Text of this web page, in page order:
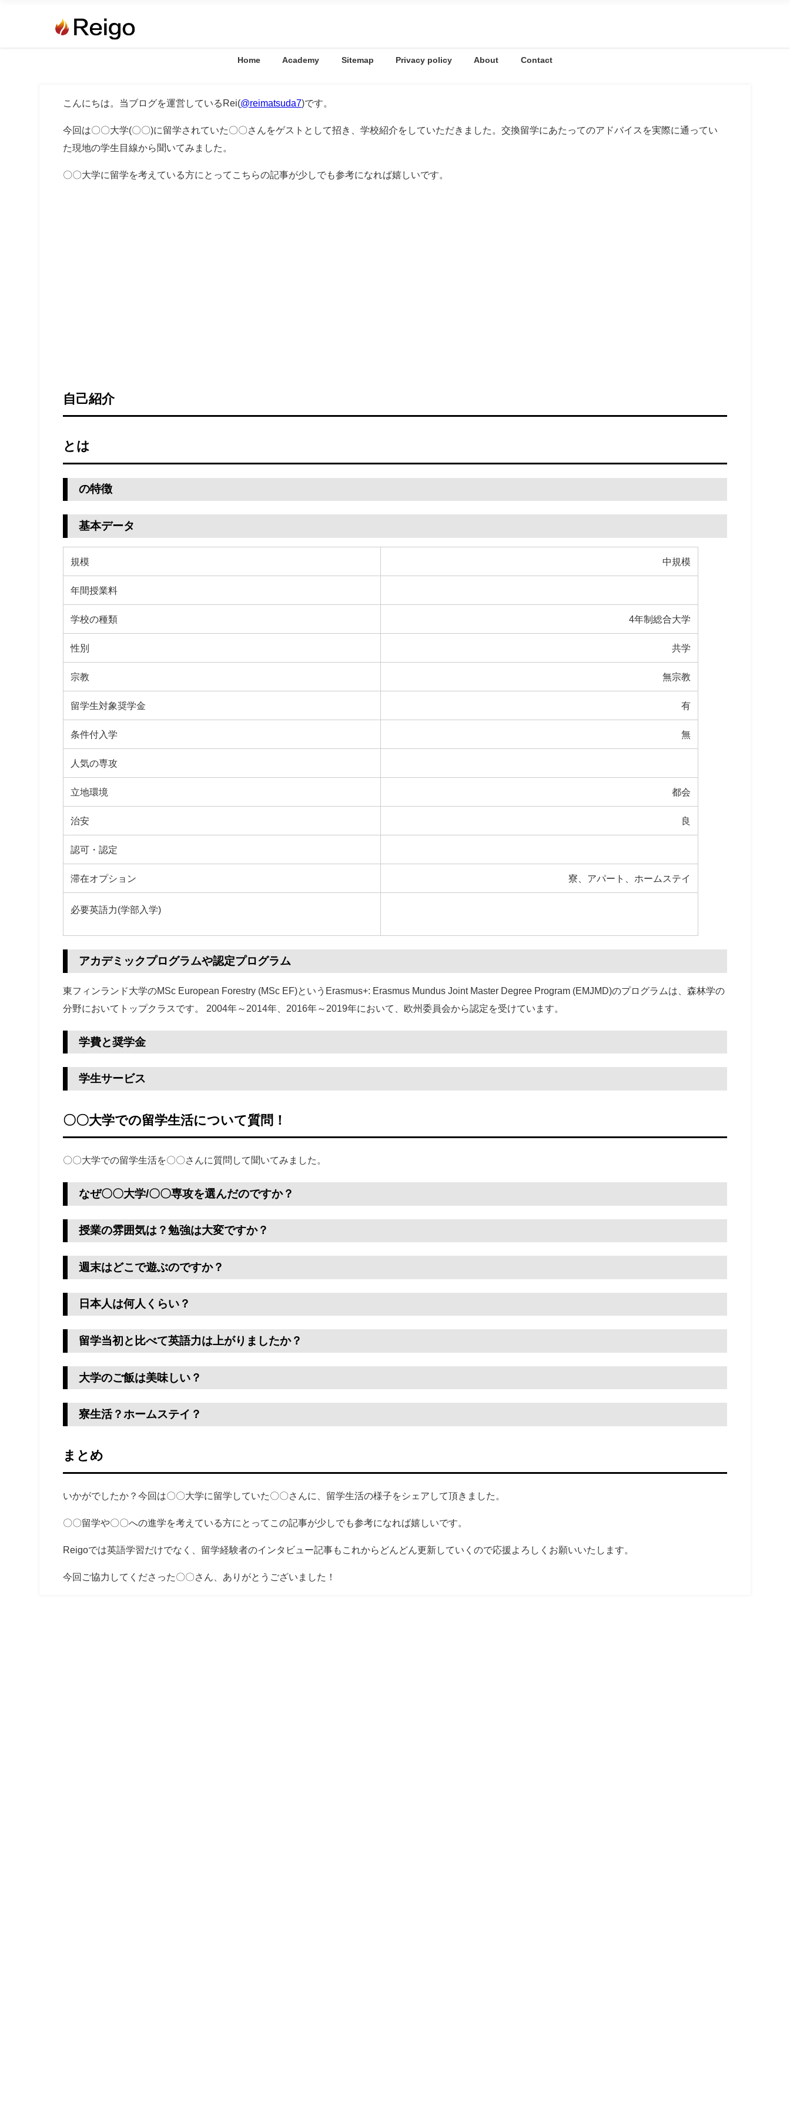
Home Academy Sitemap Privacy policy About Contact
こんにちは。当ブログを運営しているRei(@reimatsuda7)です。
今回は〇〇大学(〇〇)に留学されていた〇〇さんをゲストとして招き、学校紹介をしていただきました。交換留学にあたってのアドバイスを実際に通ってい
た現地の学生目線から聞いてみました。
〇〇大学に留学を考えている方にとってこちらの記事が少しでも参考になれば嬉しいです。
自己紹介
とは
の特徴
基本データ
規模 中規模
年間授業料
学校の種類 4年制総合大学
性別 共学
宗教 無宗教
留学生対象奨学金 有
条件付入学 無
人気の専攻
立地環境 都会
治安 良
認可・認定
滞在オプション 寮、アパート、ホームステイ
必要英語力(学部入学)
アカデミックプログラムや認定プログラム
東フィンランド大学のMSc European Forestry (MSc EF)というErasmus+: Erasmus Mundus Joint Master Degree Program (EMJMD)のプログラムは、森林学の
分野においてトップクラスです。 2004年～2014年、2016年～2019年において、欧州委員会から認定を受けています。
学費と奨学金
学生サービス
〇〇大学での留学生活について質問！
〇〇大学での留学生活を〇〇さんに質問して聞いてみました。
なぜ〇〇大学/〇〇専攻を選んだのですか？
授業の雰囲気は？勉強は大変ですか？
週末はどこで遊ぶのですか？
日本人は何人くらい？
留学当初と比べて英語力は上がりましたか？
大学のご飯は美味しい？
寮生活？ホームステイ？
まとめ
いかがでしたか？今回は〇〇大学に留学していた〇〇さんに、留学生活の様子をシェアして頂きました。
〇〇留学や〇〇への進学を考えている方にとってこの記事が少しでも参考になれば嬉しいです。
Reigoでは英語学習だけでなく、留学経験者のインタビュー記事もこれからどんどん更新していくので応援よろしくお願いいたします。
今回ご協力してくださった〇〇さん、ありがとうございました！